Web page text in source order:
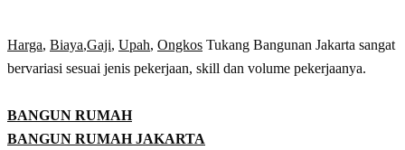
Harga, Biaya,Gaji, Upah, Ongkos Tukang Bangunan Jakarta sangat
bervariasi sesuai jenis pekerjaan, skill dan volume pekerjaanya.
BANGUN RUMAH
BANGUN RUMAH JAKARTA